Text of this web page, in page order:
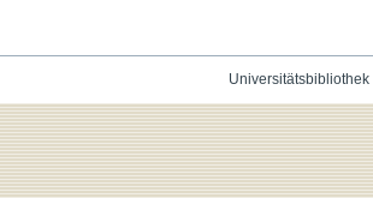
Universitätsbibliothek|